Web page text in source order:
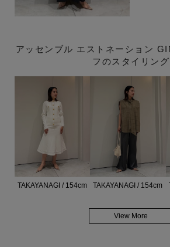
アッセンブル エストネーション
フのスタイリング
TAKAYANAGI / 154cm TAKAYANAGI / 154cm
View More